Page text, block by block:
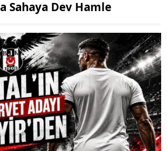
Sahaya Dev Hamle